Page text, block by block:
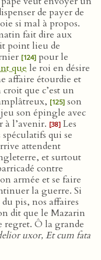
de payer de
si mal à propos.
fait dire aux
point lieu de
[124] pour le
que le roi en désire
affaire étourdie et
que c’est un
[125] son
son épingle avec
à l’avenir. [38] Les
qui se
attendent
et surtout
contre
armée et se faire
la guerre. Si
pis, nos affaires
dit que le Mazarin
regret. Ô la grande
uxor, Et cum fata